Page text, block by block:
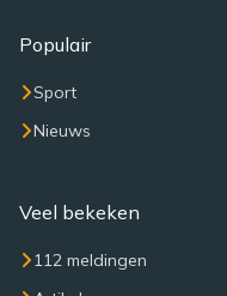
Populair
Sport
Nieuws
Veel bekeken
112 meldingen